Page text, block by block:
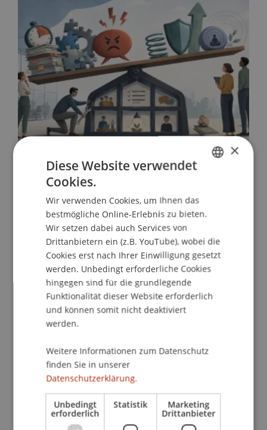
Warum der Anti-Stress-Kurs schlechte
Arbeitsbedingungen nicht heilt
22. Juli 2026 Gesellschaft Universität
Verantwortung Führung
Studie zeigt Wege aus der Stressfalle
20. Juli 2026 Forschung
×
Diese Website verwendet
Cookies.
Wir verwenden Cookies, um Ihnen das
bestmögliche Online-Erlebnis zu bieten.
Wir setzen dabei auch Services von
Drittanbietern ein (z.B. YouTube), wobei die
Cookies erst nach Ihrer Einwilligung gesetzt
werden. Unbedingt erforderliche Cookies
hingegen sind für die grundlegende
Funktionalität dieser Website erforderlich
und können somit nicht deaktiviert
werden.
Weitere Informationen zum Datenschutz
finden Sie in unserer
Datenschutzerklärung.
Unbedingt
erforderlich
Statistik Marketing
Drittanbieter